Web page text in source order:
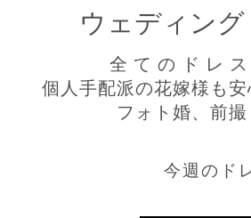
ウェディン
全てのドレ
個人手配派の花嫁様も
フォト婚、前
今週のド